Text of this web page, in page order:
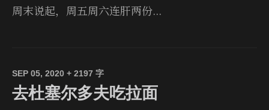
周末说起，周五周六连肝两份...
SEP 05, 2020 + 2197 字
去杜塞尔多夫吃拉面